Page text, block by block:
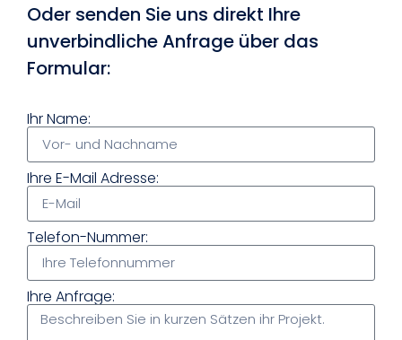
Oder senden Sie uns direkt Ihre
unverbindliche Anfrage über das
Formular:
Ihr Name:
Ihre E-Mail Adresse:
Telefon-Nummer:
Ihre Anfrage: